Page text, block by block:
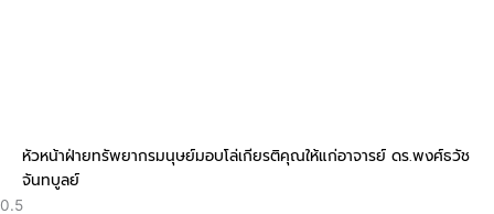
หัวหน้าฝ่ายทรัพยากรมนุษย์มอบโล่เกียรติคุณให้แก่อาจารย์ ดร.พงศ์ธวัช
จันทบูลย์